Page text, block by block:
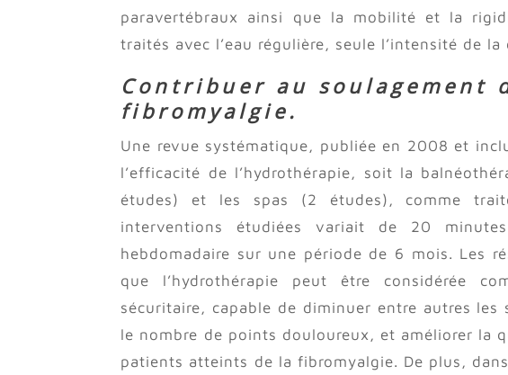
paravertébraux ainsi que la mobilité et la
traités avec l’eau régulière, seule l’intensité de
Contribuer au soulagement
fibromyalgie.
Une revue systématique, publiée en 2008 et
l’efficacité de l’hydrothérapie, soit la
études) et les spas (2 études), comme
interventions étudiées variait de 20
hebdomadaire sur une période de 6 mois. Les
que l’hydrothérapie peut être considérée
sécuritaire, capable de diminuer entre autres
le nombre de points douloureux, et améliorer la
patients atteints de la fibromyalgie. De plus,